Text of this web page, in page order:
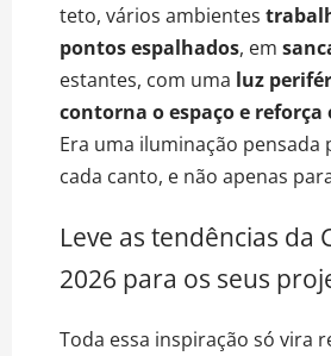
teto, vários ambientes
pontos espalhados, em
estantes, com uma luz
contorna o espaço e reforça
Era uma iluminação pensada
cada canto, e não apenas
Leve as tendências da
2026 para os seus
Toda essa inspiração só vira